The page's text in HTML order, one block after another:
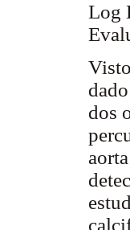
Log
dos